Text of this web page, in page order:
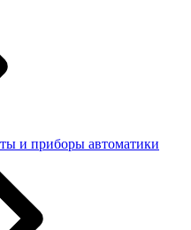
и приборы автоматики